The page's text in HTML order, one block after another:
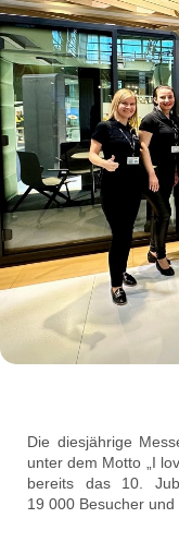
Die diesjährige
unter dem Motto „I
bereits das 10.
19 000 Besucher